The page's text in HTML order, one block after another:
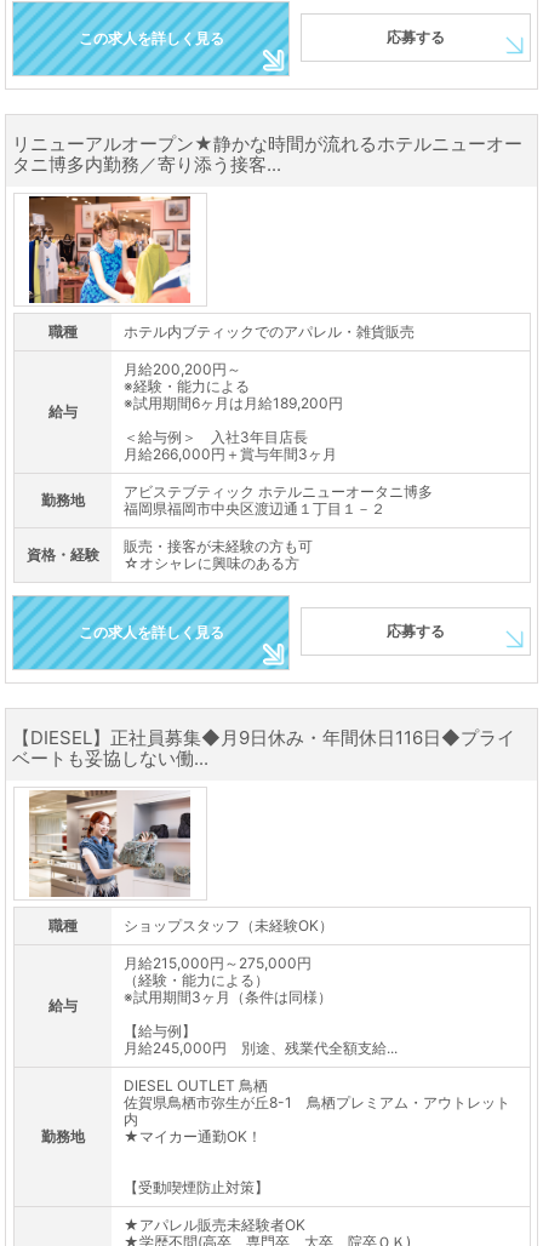
この求人を詳しく見る 応募する
リニューアルオープン★静かな時間が流れるホテルニューオー
タニ博多内勤務／寄り添う接客...
職種 ホテル内ブティックでのアパレル・雑貨販売
給与
月給200,200円～
※経験・能力による
※試用期間6ヶ月は月給189,200円
＜給与例＞ 入社3年目店長
月給266,000円＋賞与年間3ヶ月
勤務地
アビステブティック ホテルニューオータニ博多
福岡県福岡市中央区渡辺通１丁目１－２
資格・経験
販売・接客が未経験の方も可
☆オシャレに興味のある方
この求人を詳しく見る 応募する
【DIESEL】正社員募集◆月9日休み・年間休日116日◆プライ
ベートも妥協しない働...
職種 ショップスタッフ（未経験OK）
給与
月給215,000円～275,000円
（経験・能力による）
※試用期間3ヶ月（条件は同様）
【給与例】
月給245,000円 別途、残業代全額支給...
勤務地
DIESEL OUTLET 鳥栖
佐賀県鳥栖市弥生が丘8-1 鳥栖プレミアム・アウトレット
内
★マイカー通勤OK！
【受動喫煙防止対策】
★アパレル販売未経験者OK
★学歴不問(高卒、専門卒、大卒、院卒ＯＫ)